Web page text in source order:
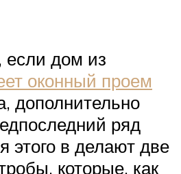
если дом из
оконный проем
дополнительно
ряд
этого в делают две
которые, как